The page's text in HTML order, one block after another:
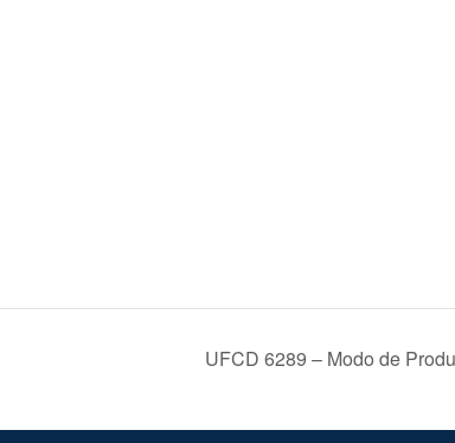
UFCD 6289 – Modo de